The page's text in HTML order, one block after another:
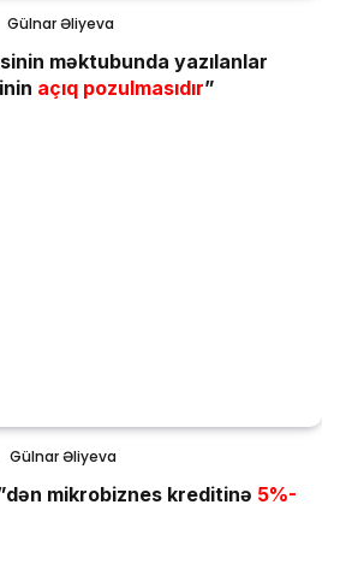
Gülnar Əliyeva
məktubunda yazılanlar
açıq pozulmasıdır”
Gülnar Əliyeva
mikrobiznes kreditinə 5%-